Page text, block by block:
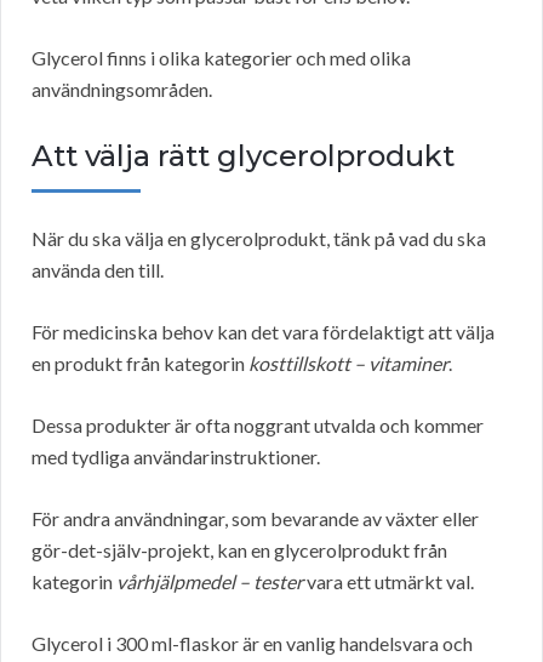
Glycerol finns i olika kategorier och med olika
användningsområden.
Att välja rätt glycerolprodukt
När du ska välja en glycerolprodukt, tänk på vad du ska
använda den till.
För medicinska behov kan det vara fördelaktigt att välja
en produkt från kategorin kosttillskott – vitaminer.
Dessa produkter är ofta noggrant utvalda och kommer
med tydliga användarinstruktioner.
För andra användningar, som bevarande av växter eller
gör-det-själv-projekt, kan en glycerolprodukt från
kategorin vårhjälpmedel – testervara ett utmärkt val.
Glycerol i 300 ml-flaskor är en vanlig handelsvara och